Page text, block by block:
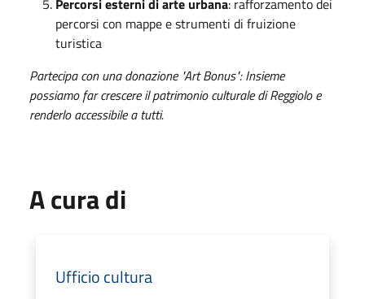
percorsi con mappe e strumenti di fruizione
turistica
Partecipa con una donazione "Art Bonus": Insieme
possiamo far crescere il patrimonio culturale di Reggiolo e
renderlo accessibile a tutti.
A cura di
Ufficio cultura